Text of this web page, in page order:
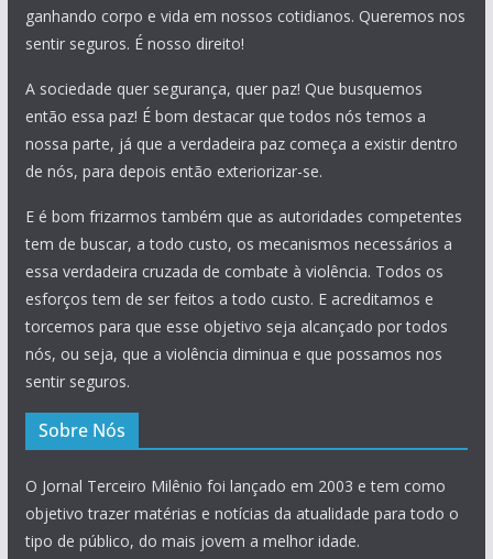
ganhando corpo e vida em nossos cotidianos. Queremos nos
sentir seguros. É nosso direito!
A sociedade quer segurança, quer paz! Que busquemos
então essa paz! É bom destacar que todos nós temos a
nossa parte, já que a verdadeira paz começa a existir dentro
de nós, para depois então exteriorizar-se.
E é bom frizarmos também que as autoridades competentes
tem de buscar, a todo custo, os mecanismos necessários a
essa verdadeira cruzada de combate à violência. Todos os
esforços tem de ser feitos a todo custo. E acreditamos e
torcemos para que esse objetivo seja alcançado por todos
nós, ou seja, que a violência diminua e que possamos nos
sentir seguros.
Sobre Nós
O Jornal Terceiro Milênio foi lançado em 2003 e tem como
objetivo trazer matérias e notícias da atualidade para todo o
tipo de público, do mais jovem a melhor idade.